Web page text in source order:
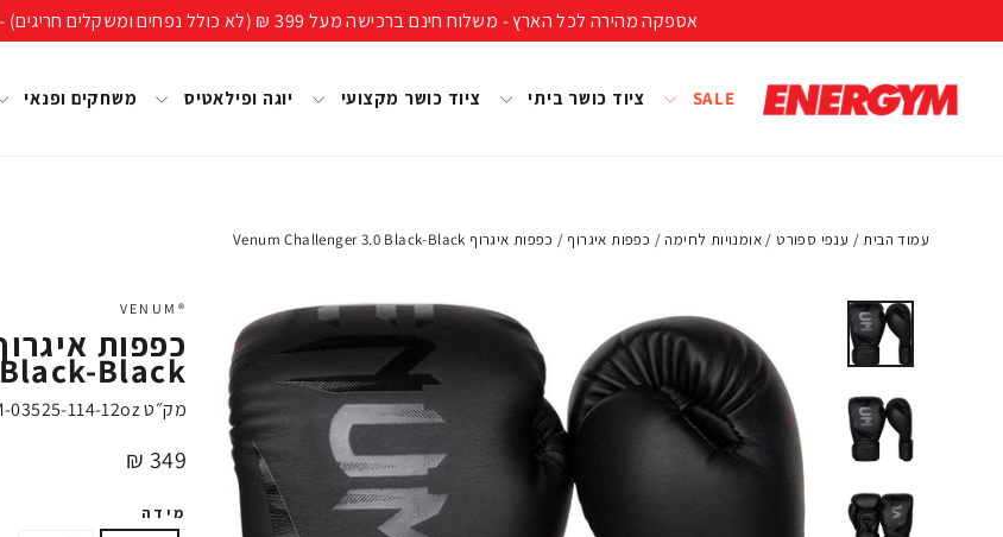
קריאה
אספקה מהירה לכל הארץ - משלוח חינם ברכישה מעל 399 ₪ (לא כולל נפחים ומשקלים חריגים) - אחריות יבואן רשמי, מעל 40 שנות ניסיון!
SALE ציוד כושר ביתי ציוד כושר מקצועי יוגה ופילאטיס משחקים ופנאי
עמוד הבית / ענפי ספורט / אומנויות לחימה / כפפות איגרוף / כפפות איגרוף Venum Challenger 3.0 Black-Black
®VENUM
Black-Black
מק״טVENUM-03525-114-12oz
מחיר
349 ₪
מידה